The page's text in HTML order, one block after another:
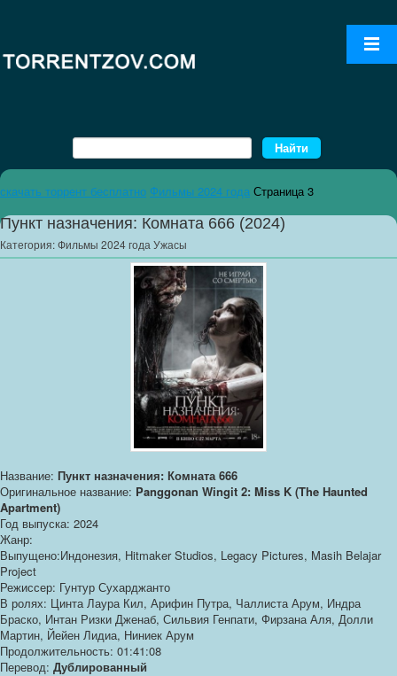
скачать торрент бесплатно Фильмы 2024 года Страница 3
Пункт назначения: Комната 666 (2024)
Категория:Фильмы 2024 года Ужасы
Название: Пункт назначения: Комната 666
Оригинальное название: Panggonan Wingit 2: Miss K (The Haunted
Apartment)
Год выпуска: 2024
Жанр:
Выпущено:Индонезия, Hitmaker Studios, Legacy Pictures, Masih Belajar
Project
Режиссер: Гунтур Сухарджанто
В ролях: Цинта Лаура Кил, Арифин Путра, Чаллиста Арум, Индра
Браско, Интан Ризки Дженаб, Сильвия Генпати, Фирзана Аля, Долли
Мартин, Йейен Лидиа, Ниниек Арум
Продолжительность: 01:41:08
Перевод: Дублированный